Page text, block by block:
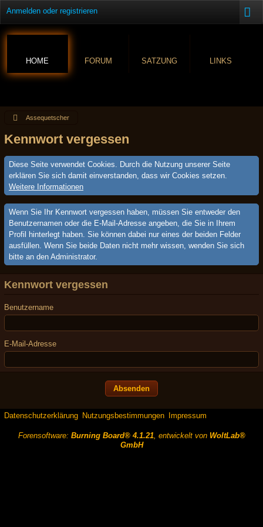
Anmelden oder registrieren
HOME FORUM SATZUNG LINKS
Assequetscher
Kennwort vergessen
Diese Seite verwendet Cookies. Durch die Nutzung unserer Seite
erklären Sie sich damit einverstanden, dass wir Cookies setzen.
Weitere Informationen
Wenn Sie Ihr Kennwort vergessen haben, müssen Sie entweder den
Benutzernamen oder die E-Mail-Adresse angeben, die Sie in Ihrem
Profil hinterlegt haben. Sie können dabei nur eines der beiden Felder
ausfüllen. Wenn Sie beide Daten nicht mehr wissen, wenden Sie sich
bitte an den Administrator.
Kennwort vergessen
Benutzername
E-Mail-Adresse
Datenschutzerklärung Nutzungsbestimmungen Impressum
Forensoftware: Burning Board® 4.1.21, entwickelt von WoltLab®
GmbH